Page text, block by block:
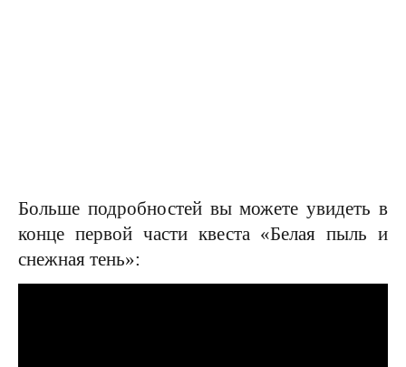
Больше подробностей вы можете увидеть в
конце первой части квеста «Белая пыль и
снежная тень»: